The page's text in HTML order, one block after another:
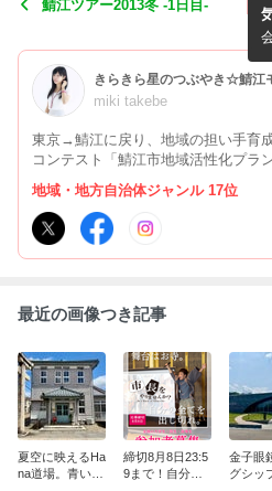
鯖江ツアー2013冬 -1日目-
きらきら星のつぶやき☆鯖江
miki takebe
東京→鯖江に戻り、地域の担い手育
コンテスト「鯖江市地域活性化プラ
しいまち歩きスタイル「さばぷら」 IT×ものづくり拠点「Hana道
場」 コミュニティ シェアオフィス「
房)」
地域・地方自治体ジャンル 17位
最近の画像つき記事
夏空に映えるHa
na道場。青い空
締切8月8日23:5
9まで！自分の
金子眼
グシッ